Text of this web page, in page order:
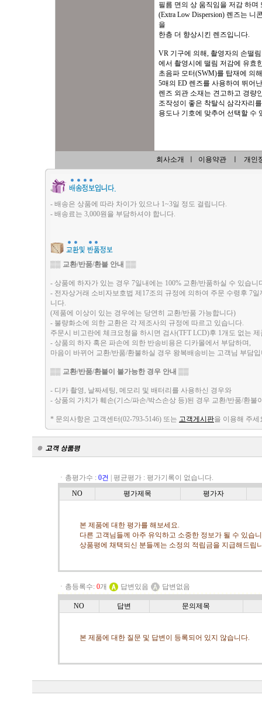
필름 면의 상 움직임을 저감 하며
(Extra Low Dispersion) 렌즈는
을
한층 더 향상시킨 렌즈입니다.
VR 기구에 의해, 촬영자의 손떨
에서 촬영시에 떨림 저감에 유효
초음파 모터(SWM)를 탑재에 의
5매의 ED 렌즈를 사용하여 뛰어
렌즈 외관 소재는 견고하고 경량
조작성이 좋은 착탈식 삼각자리
용도나 기호에 맞추어 선택할 수
회사소개 이용약관 개인
- 배송은 상품에 따라 차이가 있으나 1~3일 정도 걸립니다.
- 배송료는 3,000원을 부담하셔야 합니다.
▒▒ 교환/반품/환불 안내 ▒▒
- 상품에 하자가 있는 경우 7일내에는 100% 교환/반품하실 수 있습니
- 전자상거래 소비자보호법 제17조의 규정에 의하여 주문 수령후 7
니다.
(제품에 이상이 있는 경우에는 당연히 교환/반품 가능합니다)
- 불량화소에 의한 교환은 각 제조사의 규정에 따르고 있습니다.
주문시 비고란에 체크요청을 하시면 검사(TFT LCD)후 1개도 없는
- 상품의 하자 혹은 파손에 의한 반송비용은 디카몰에서 부담하며,
마음이 바뀌어 교환/반품/환불하실 경우 왕복배송비는 고객님 부담
▒▒ 교환/반품/환불이 불가능한 경우 안내 ▒▒
- 디카 촬영, 날짜세팅, 메모리 및 배터리를 사용하신 경우와
- 상품의 가치가 훼손(기스/파손/박스손상 등)된 경우 교환/반품/환불
* 문의사항은 고객센터(02-793-5146) 또는 고객게시판을 이용해 주세
ㆍ총평가수 : 0건 평균평가 : 평가기록이 없습니다.
NO
평가제목 평가자
본 제품에 대한 평가를 해보세요.
다른 고객님들께 아주 유익하고 소중한 정보가 될 수 있습
상품평에 채택되신 분들께는 소정의 적립금을 지급해드립
ㆍ총등록수: 0개 답변있음 답변없음
NO 답변 문의제목
본 제품에 대한 질문 및 답변이 등록되어 있지 않습니다.